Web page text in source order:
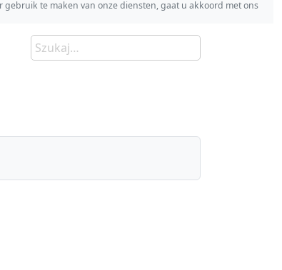
gebruik te maken van onze diensten, gaat u akkoord met ons